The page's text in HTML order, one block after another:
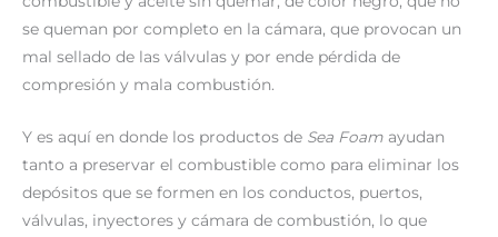
se queman por completo en la cámara, que provocan un
mal sellado de las válvulas y por ende pérdida de
compresión y mala combustión.
Y es aquí en donde los productos de Sea Foam ayudan
tanto a preservar el combustible como para eliminar los
depósitos que se formen en los conductos, puertos,
válvulas, inyectores y cámara de combustión, lo que